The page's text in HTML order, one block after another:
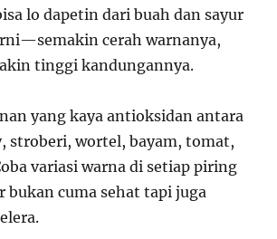
lo dapetin dari buah dan sayur
cerah warnanya,
tinggi kandungannya.
yang kaya antioksidan antara
stroberi, wortel, bayam, tomat,
variasi warna di setiap piring
bukan cuma sehat tapi juga